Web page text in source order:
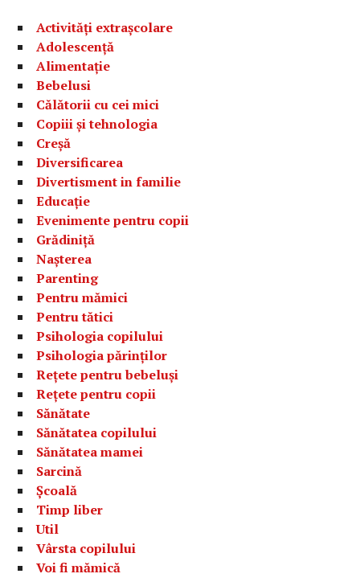
Activități extrașcolare
Adolescență
Alimentație
Bebelusi
Călătorii cu cei mici
Copiii și tehnologia
Creșă
Diversificarea
Divertisment in familie
Educație
Evenimente pentru copii
Grădiniță
Nașterea
Parenting
Pentru mămici
Pentru tătici
Psihologia copilului
Psihologia părinților
Rețete pentru bebeluși
Rețete pentru copii
Sănătate
Sănătatea copilului
Sănătatea mamei
Sarcină
Școală
Timp liber
Util
Vârsta copilului
Voi fi mămică